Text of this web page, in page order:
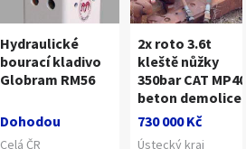
Hydraulické
bourací kladivo
Globram RM56
Dohodou
Celá ČR
2x roto 3.6t
kleště nůžky
350bar CAT MP40
beton demolice
730 000 Kč
Ústecký kraj